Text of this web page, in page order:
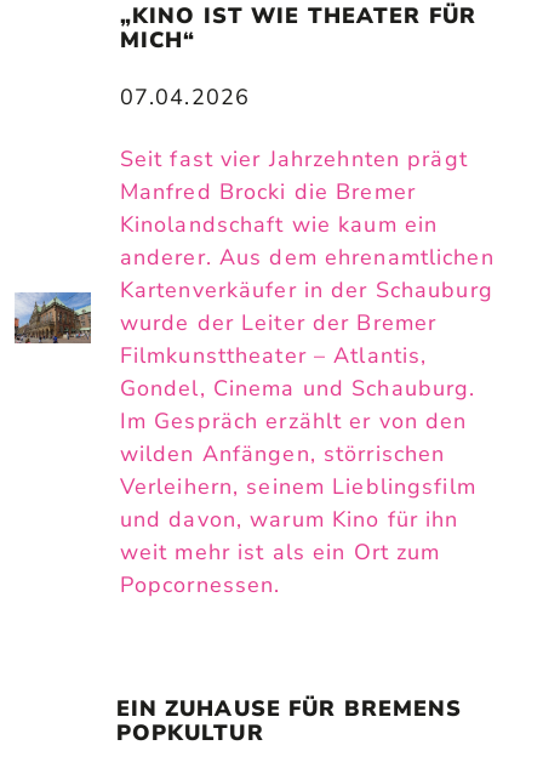
„KINO IST WIE THEATER FÜR
MICH“
07.04.2026
Seit fast vier Jahrzehnten prägt
Manfred Brocki die Bremer
Kinolandschaft wie kaum ein
anderer. Aus dem ehrenamtlichen
Kartenverkäufer in der Schauburg
wurde der Leiter der Bremer
Filmkunsttheater – Atlantis,
Gondel, Cinema und Schauburg.
Im Gespräch erzählt er von den
wilden Anfängen, störrischen
Verleihern, seinem Lieblingsfilm
und davon, warum Kino für ihn
weit mehr ist als ein Ort zum
Popcornessen.
EIN ZUHAUSE FÜR BREMENS
POPKULTUR